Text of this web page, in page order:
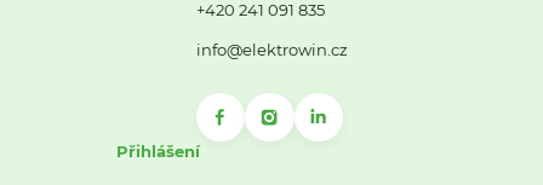
+420 241 091 835
info@elektrowin.cz
Přihlášení